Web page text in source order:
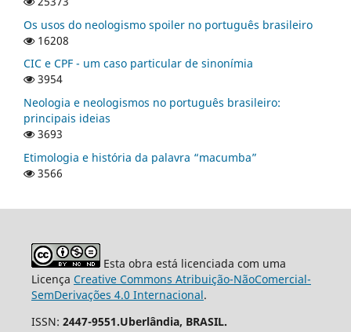
Os usos do neologismo spoiler no português brasileiro
16208
CIC e CPF - um caso particular de sinonímia
3954
Neologia e neologismos no português brasileiro:
principais ideias
3693
Etimologia e história da palavra “macumba”
3566
Esta obra está licenciada com uma
Licença Creative Commons Atribuição-NãoComercial-
SemDerivações 4.0 Internacional.
ISSN: 2447-9551.Uberlândia, BRASIL.